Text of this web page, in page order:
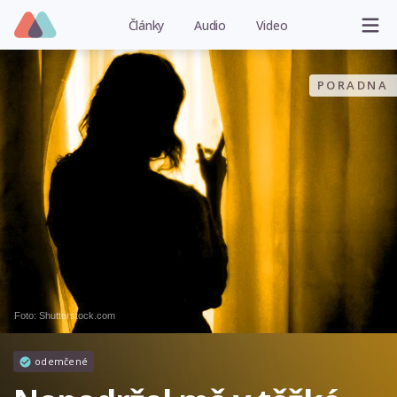
Články Audio Video
PORADNA
Foto: Shutterstock.com
odemčené